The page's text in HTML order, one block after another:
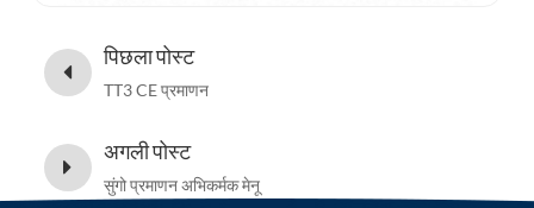
पिछला पोस्ट
TT3 CE प्रमाणन
अगली पोस्ट
सुंगो प्रमाणन अभिकर्मक मेनू